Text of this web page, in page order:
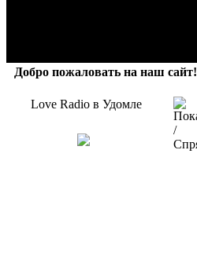
Добро пожаловать на наш сайт!
Love Radio в Удомле